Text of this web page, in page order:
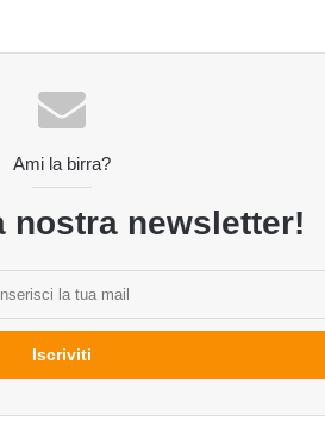
Ami la birra?
nostra newsletter!